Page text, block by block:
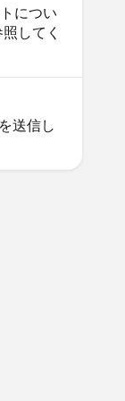
につい
してく
送信し